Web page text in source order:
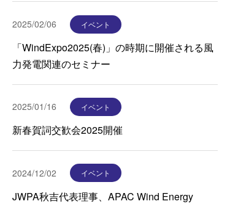
2025/02/06 イベント
「WindExpo2025(春)」の時期に開催される風
力発電関連のセミナー
2025/01/16 イベント
新春賀詞交歓会2025開催
2024/12/02 イベント
JWPA秋吉代表理事、APAC Wind Energy